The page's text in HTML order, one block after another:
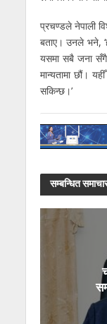
प्रचण्डले नेपाली
बताए। उनले भने,
यसमा सबै जना
मान्यतामा छौं।
सकिन्छ।’
सम्बन्धित